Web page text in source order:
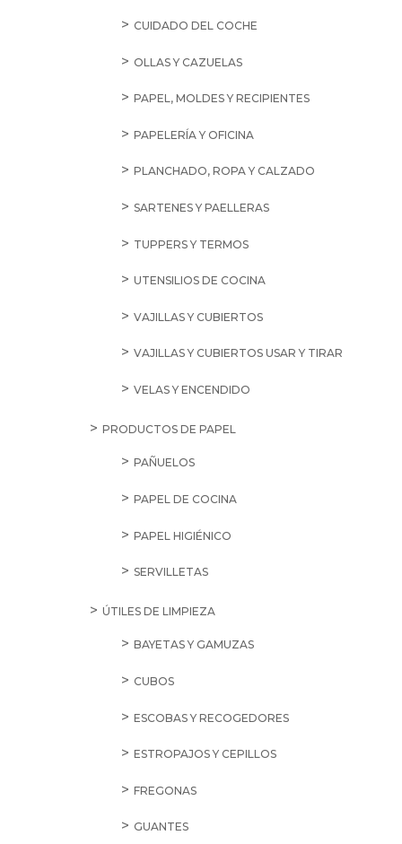
CUIDADO DEL COCHE
OLLAS Y CAZUELAS
PAPEL, MOLDES Y RECIPIENTES
PAPELERÍA Y OFICINA
PLANCHADO, ROPA Y CALZADO
SARTENES Y PAELLERAS
TUPPERS Y TERMOS
UTENSILIOS DE COCINA
VAJILLAS Y CUBIERTOS
VAJILLAS Y CUBIERTOS USAR Y TIRAR
VELAS Y ENCENDIDO
PRODUCTOS DE PAPEL
PAÑUELOS
PAPEL DE COCINA
PAPEL HIGIÉNICO
SERVILLETAS
ÚTILES DE LIMPIEZA
BAYETAS Y GAMUZAS
CUBOS
ESCOBAS Y RECOGEDORES
ESTROPAJOS Y CEPILLOS
FREGONAS
GUANTES